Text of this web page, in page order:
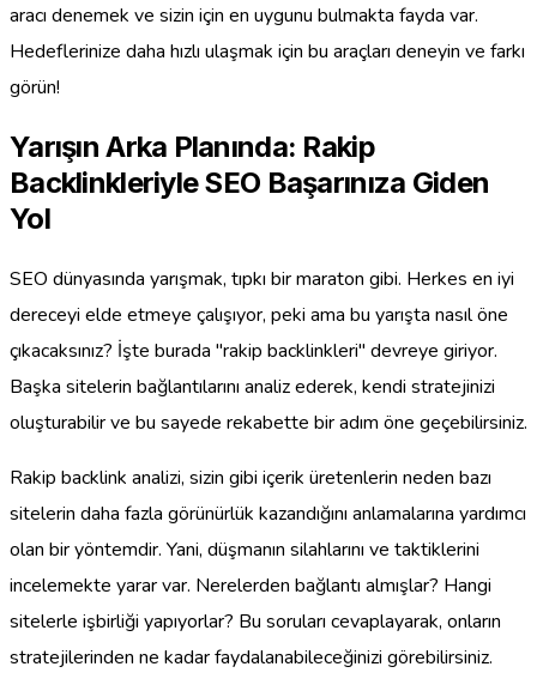
aracı denemek ve sizin için en uygunu bulmakta fayda var.
Hedeflerinize daha hızlı ulaşmak için bu araçları deneyin ve farkı
görün!
Yarışın Arka Planında: Rakip
Backlinkleriyle SEO Başarınıza Giden
Yol
SEO dünyasında yarışmak, tıpkı bir maraton gibi. Herkes en iyi
dereceyi elde etmeye çalışıyor, peki ama bu yarışta nasıl öne
çıkacaksınız? İşte burada "rakip backlinkleri" devreye giriyor.
Başka sitelerin bağlantılarını analiz ederek, kendi stratejinizi
oluşturabilir ve bu sayede rekabette bir adım öne geçebilirsiniz.
Rakip backlink analizi, sizin gibi içerik üretenlerin neden bazı
sitelerin daha fazla görünürlük kazandığını anlamalarına yardımcı
olan bir yöntemdir. Yani, düşmanın silahlarını ve taktiklerini
incelemekte yarar var. Nerelerden bağlantı almışlar? Hangi
sitelerle işbirliği yapıyorlar? Bu soruları cevaplayarak, onların
stratejilerinden ne kadar faydalanabileceğinizi görebilirsiniz.